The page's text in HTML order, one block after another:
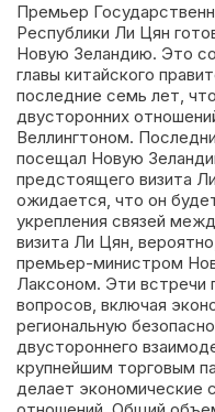
Премьер
Республики Ли Цян
Новую Зеландию. Это
главы китайского
последние семь лет,
двусторонних
Веллингтоном.
посещал Новую
предстоящего визита
ожидается, что он
укрепления связей
визита Ли Цян,
премьер-министром
Лаксоном. Эти встречи
вопросов, включая
региональную
двустороннего
крупнейшим торговым
делает экономические